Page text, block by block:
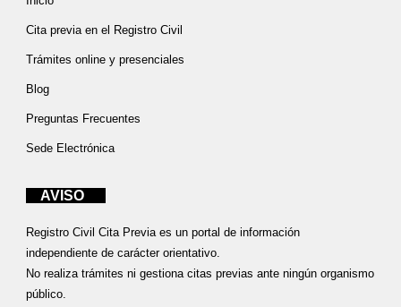
Cita previa en el Registro Civil
Trámites online y presenciales
Blog
Preguntas Frecuentes
Sede Electrónica
AVISO
Registro Civil Cita Previa es un portal de información
independiente de carácter orientativo.
No realiza trámites ni gestiona citas previas ante ningún organismo
público.